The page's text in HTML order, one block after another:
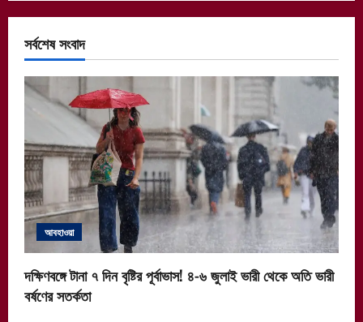
সর্বশেষ সংবাদ
আবহাওয়া
দক্ষিণবঙ্গে টানা ৭ দিন বৃষ্টির পূর্বাভাস! ৪-৬ জুলাই ভারী থেকে অতি ভারী
বর্ষণের সতর্কতা